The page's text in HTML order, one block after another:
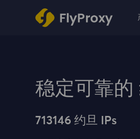
稳定可靠的
713146 约旦 IPs